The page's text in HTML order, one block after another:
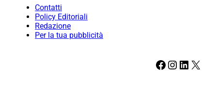
Contatti
Policy Editoriali
Redazione
Per la tua pubblicità
Facebook Instagram LinkedIn X